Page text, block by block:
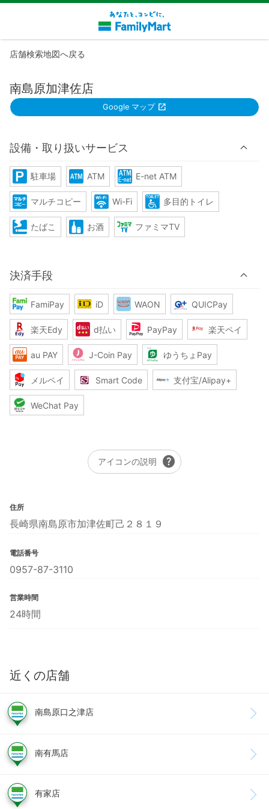
店舗検索地図へ戻る
南島原加津佐店
Google マップ
設備・取り扱いサービス
駐車場 ATM E-net ATM
マルチコピー Wi-Fi 多目的トイレ
たばこ お酒 ファミマTV
決済手段
FamiPay iD WAON QUICPay
楽天Edy d払い PayPay 楽天ペイ
au PAY J-Coin Pay ゆうちょPay
メルペイ Smart Code 支付宝/Alipay+
WeChat Pay
アイコンの説明 help
住所
長崎県南島原市加津佐町己２８１９
電話番号
0957-87-3110
営業時間
24時間
近くの店舗
南島原口之津店
南有馬店
有家店